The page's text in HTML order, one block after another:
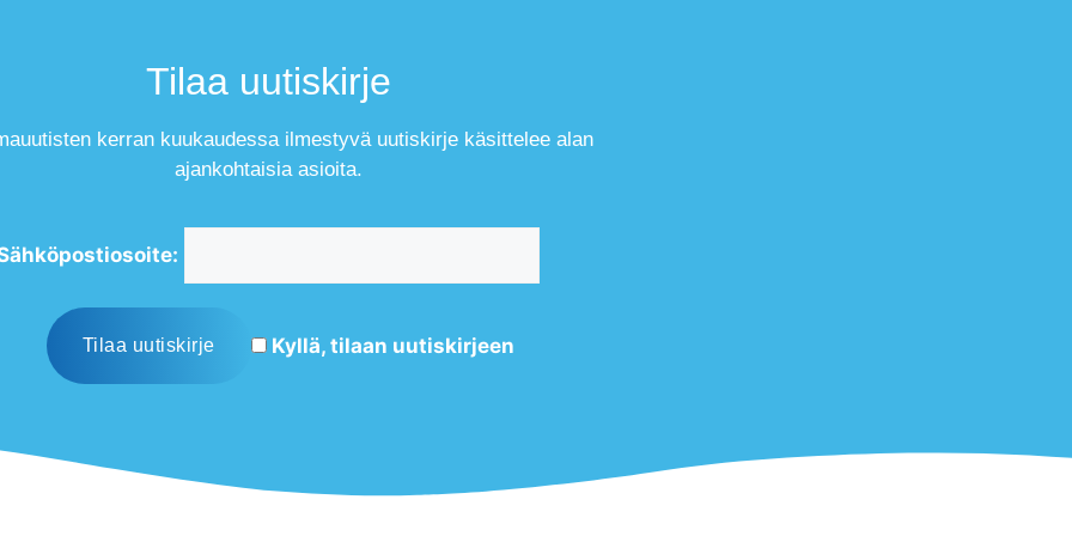
Tilaa uutiskirje
kerran kuukaudessa ilmestyvä uutiskirje käsittelee alan
ajankohtaisia asioita.
Kyllä, tilaan uutiskirjeen